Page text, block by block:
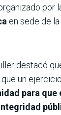
por
en sede de
destacó
un
para que